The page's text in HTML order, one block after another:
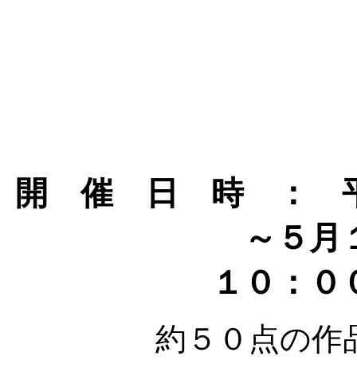
開 催 日 時 ： 平
～５月
１０：０
約５０点の作